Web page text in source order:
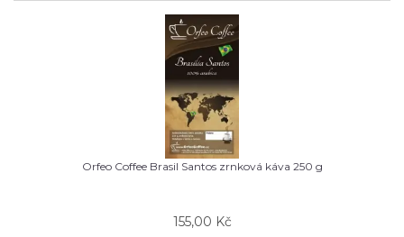
Orfeo Coffee Brasil Santos zrnková káva 250 g
155,00 Kč